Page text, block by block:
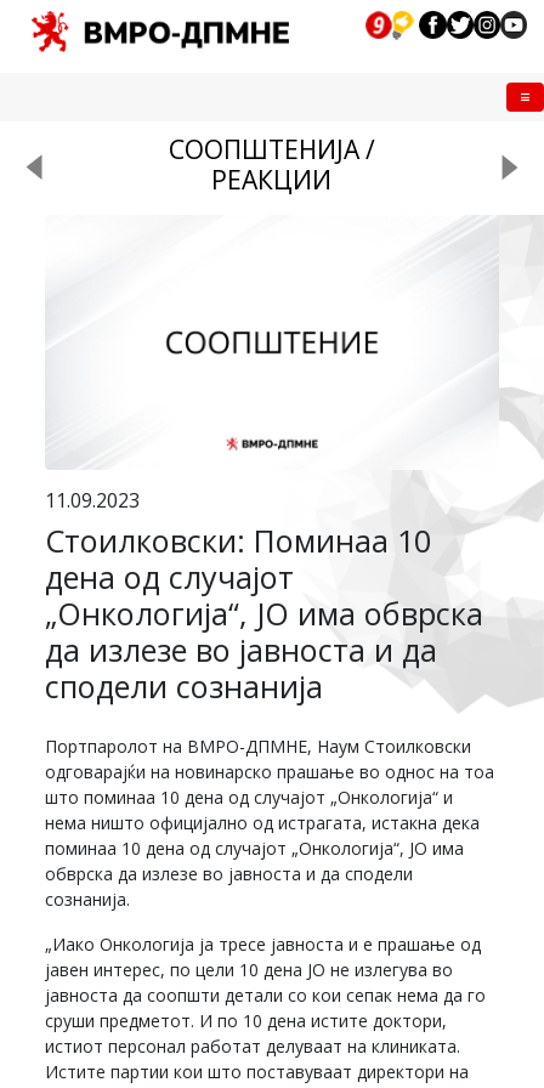
СООПШТЕНИЈА /
РЕАКЦИИ
11.09.2023
Стоилковски: Поминаа 10
дена од случајот
„Онкологија“, ЈО има обврска
да излезе во јавноста и да
сподели сознанија
Портпаролот на ВМРО-ДПМНЕ, Наум Стоилковски
одговарајќи на новинарско прашање во однос на тоа
што поминаа 10 дена од случајот „Онкологија“ и
нема ништо официјално од истрагата, истакна дека
поминаа 10 дена од случајот „Онкологија“, ЈО има
обврска да излезе во јавноста и да сподели
сознанија.
„Иако Онкологија ја тресе јавноста и е прашање од
јавен интерес, по цели 10 дена ЈО не излегува во
јавноста да соопшти детали со кои сепак нема да го
сруши предметот. И по 10 дена истите доктори,
истиот персонал работат делуваат на клиниката.
Истите партии кои што поставуваат директори на